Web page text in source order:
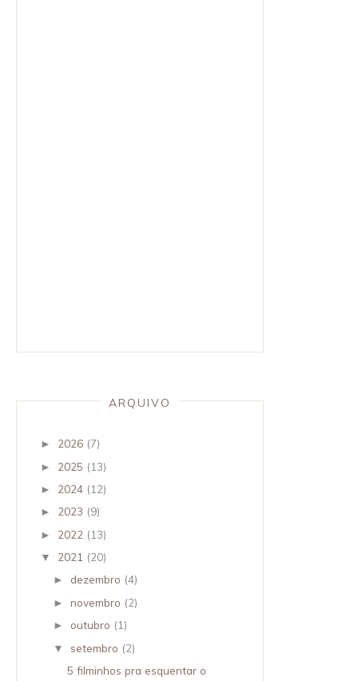
ARQUIVO
► 2026 (7)
► 2025 (13)
► 2024 (12)
► 2023 (9)
► 2022 (13)
▼ 2021 (20)
► dezembro (4)
►novembro (2)
► outubro (1)
▼ setembro (2)
5 filminhos pra esquentar o